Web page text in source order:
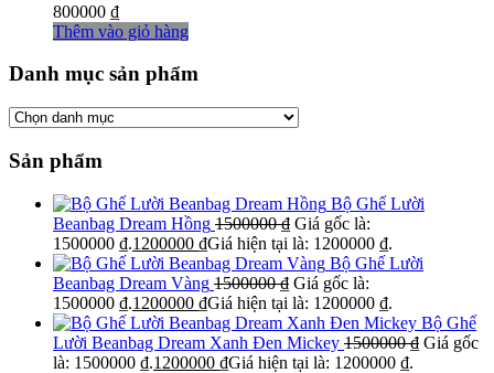
800000 ₫
Thêm vào giỏ hàng
Danh mục sản phẩm
Sản phẩm
Bộ Ghế Lười
Beanbag Dream Hồng 1500000₫ Giá gốc là:
1500000 ₫.1200000 ₫Giá hiện tại là: 1200000 ₫.
Bộ Ghế Lười
Beanbag Dream Vàng 1500000₫ Giá gốc là:
1500000 ₫.1200000 ₫Giá hiện tại là: 1200000 ₫.
Bộ Ghế
Lười Beanbag Dream Xanh Đen Mickey 1500000₫ Giá gốc
là: 1500000 ₫.1200000 ₫Giá hiện tại là: 1200000 ₫.